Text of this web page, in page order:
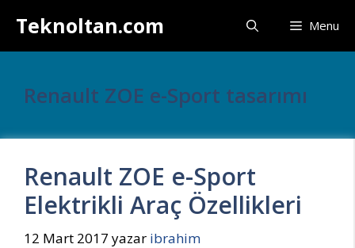
atlaTeknoltan.com Menu
Renault ZOE e-Sport tasarımı
Renault ZOE e-Sport
Elektrikli Araç Özellikleri
12 Mart 2017 yazar ibrahim